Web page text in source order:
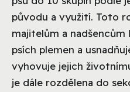
původu a využití. Toto
majitelům a
psích plemen a
vyhovuje jejich
je dále rozdělena do